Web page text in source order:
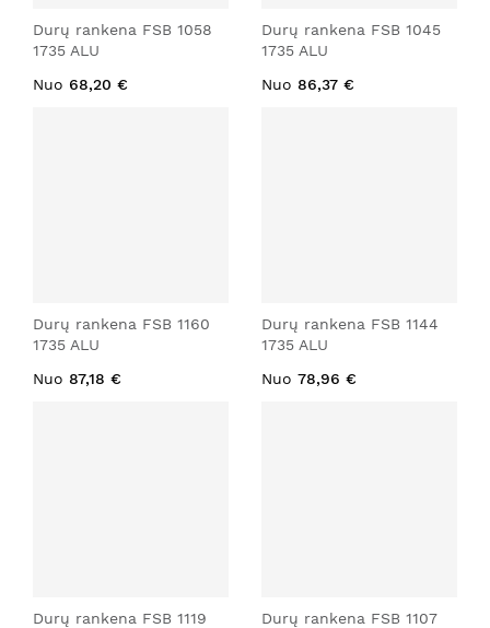
Durų rankena FSB 1058
1735 ALU
Nuo 68,20 €
Durų rankena FSB 1045
1735 ALU
Nuo 86,37 €
Durų rankena FSB 1160
1735 ALU
Nuo 87,18 €
Durų rankena FSB 1144
1735 ALU
Nuo 78,96 €
Durų rankena FSB 1119
Durų rankena FSB 1107